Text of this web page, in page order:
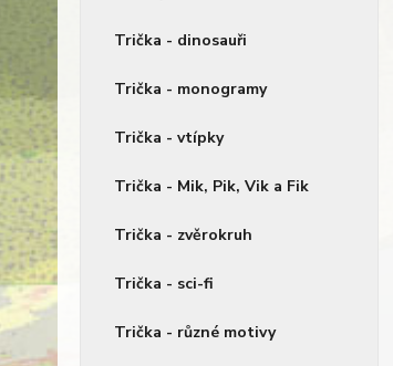
Trička - dinosauři
Trička - monogramy
Trička - vtípky
Trička - Mik, Pik, Vik a Fik
Trička - zvěrokruh
Trička - sci-fi
Trička - různé motivy